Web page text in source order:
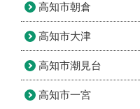
高知市朝倉
高知市大津
高知市潮見台
高知市一宮